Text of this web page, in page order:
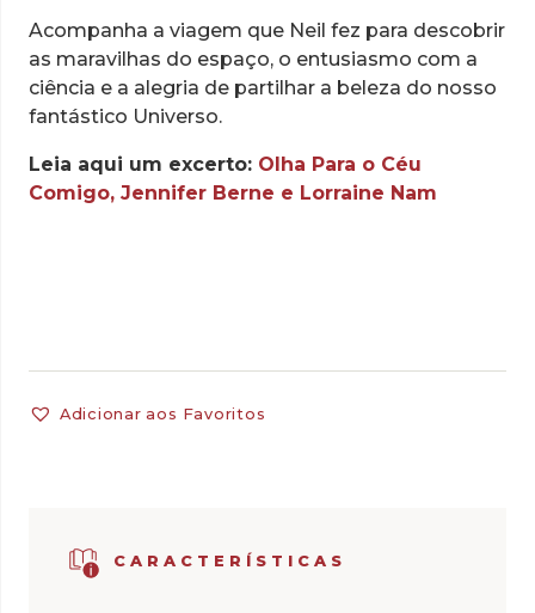
CARACTERÍSTICAS
Acompanha a viagem que Neil fez para descobrir
as maravilhas do espaço, o entusiasmo com a
ciência e a alegria de partilhar a beleza do nosso
fantástico Universo.
Leia aqui um excerto: Olha Para o Céu
Comigo, Jennifer Berne e Lorraine Nam
Adicionar aos Favoritos